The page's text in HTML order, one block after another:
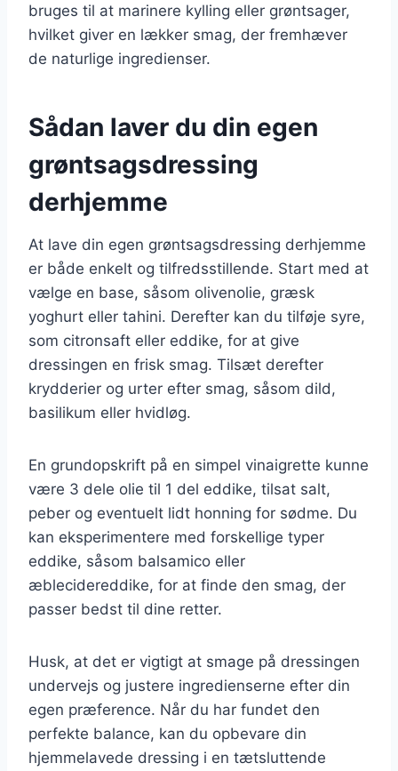
bruges til at marinere kylling eller grøntsager,
hvilket giver en lækker smag, der fremhæver
de naturlige ingredienser.
Sådan laver du din egen
grøntsagsdressing
derhjemme
At lave din egen grøntsagsdressing derhjemme
er både enkelt og tilfredsstillende. Start med at
vælge en base, såsom olivenolie, græsk
yoghurt eller tahini. Derefter kan du tilføje syre,
som citronsaft eller eddike, for at give
dressingen en frisk smag. Tilsæt derefter
krydderier og urter efter smag, såsom dild,
basilikum eller hvidløg.
En grundopskrift på en simpel vinaigrette kunne
være 3 dele olie til 1 del eddike, tilsat salt,
peber og eventuelt lidt honning for sødme. Du
kan eksperimentere med forskellige typer
eddike, såsom balsamico eller
æblecidereddike, for at finde den smag, der
passer bedst til dine retter.
Husk, at det er vigtigt at smage på dressingen
undervejs og justere ingredienserne efter din
egen præference. Når du har fundet den
perfekte balance, kan du opbevare din
hjemmelavede dressing i en tætsluttende